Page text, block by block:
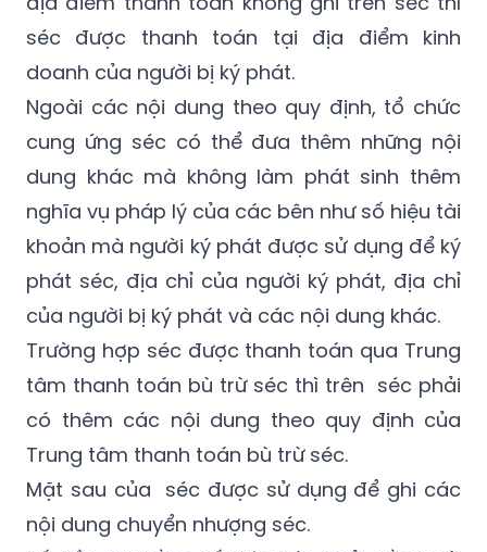
doanh của người bị ký phát.
Ngoài các nội dung theo quy định, tổ chức
cung ứng séc có thể đưa thêm những nội
dung khác mà không làm phát sinh thêm
nghĩa vụ pháp lý của các bên như số hiệu tài
khoản mà người ký phát được sử dụng để ký
phát séc, địa chỉ của người ký phát, địa chỉ
của người bị ký phát và các nội dung khác.
Trường hợp séc được thanh toán qua Trung
tâm thanh toán bù trừ séc thì trên séc phải
có thêm các nội dung theo quy định của
Trung tâm thanh toán bù trừ séc.
Mặt sau của séc được sử dụng để ghi các
nội dung chuyển nhượng séc.
Số tiền ghi bằng số trên séc phải bằng với
số tiền ghi bằng chữ trên séc. Nếu số tiền ghi